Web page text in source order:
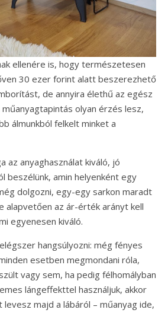
ellenére is, hogy természetesen
30 ezer forint alatt beszerezhető
de annyira élethű az egész
olyan érzés lesz,
álmunkból felkelt minket a
az anyaghasználat kiváló, jó
beszélünk, amin helyenként egy
dolgozni, egy-egy sarkon maradt
alapvetően az ár-érték arányt kell
egyenesen kiváló.
hangsúlyozni: még fényes
esetben megmondani róla,
vagy sem, ha pedig félhomályban
lángeffekttel használjuk, akkor
levesz majd a lábáról – műanyag ide,